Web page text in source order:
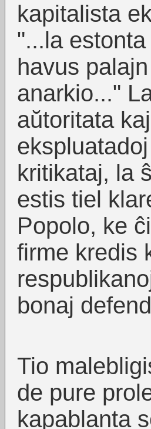
kapitalista
"...la
havus
anarkio..."
aŭtoritata
kritikataj, la
estis tiel
Popolo, ke
firme kredis
bonaj
Tio
de pure
kapablanta